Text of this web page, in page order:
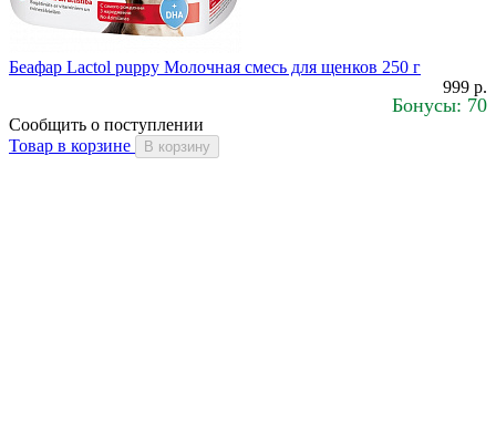
Беафар Lactol puppy Молочная смесь для щенков 250 г
999 р.
Бонусы: 70
Сообщить о поступлении
Товар в корзине
В корзину